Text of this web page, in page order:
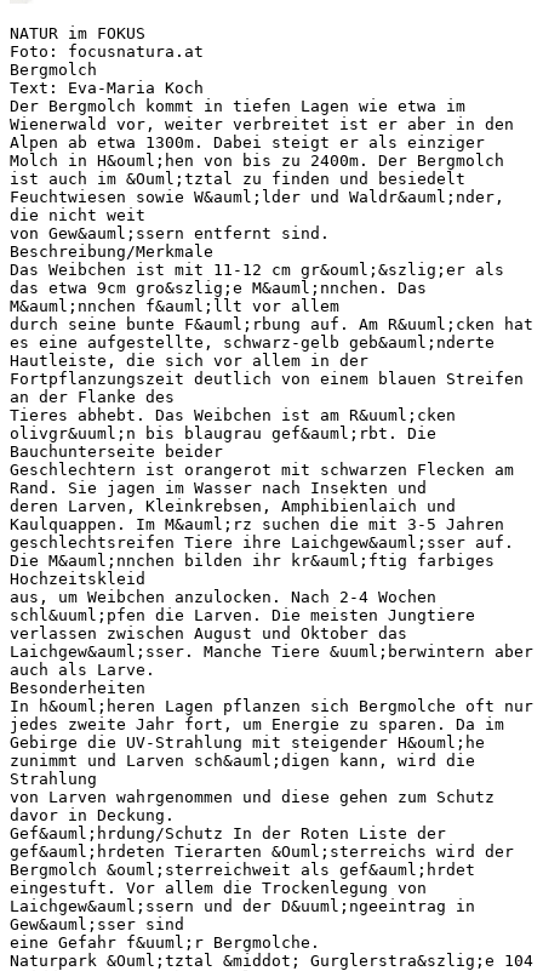
NATUR im FOKUS
Foto: focusnatura.at
Bergmolch
Text: Eva-Maria Koch
Der Bergmolch kommt in tiefen Lagen wie etwa im
Wienerwald vor, weiter verbreitet ist er aber in den
Alpen ab etwa 1300m. Dabei steigt er als einziger
Molch in H&ouml;hen von bis zu 2400m. Der Bergmolch
ist auch im &Ouml;tztal zu finden und besiedelt
Feuchtwiesen sowie W&auml;lder und Waldr&auml;nder,
die nicht weit
von Gew&auml;ssern entfernt sind.
Beschreibung/Merkmale
Das Weibchen ist mit 11-12 cm gr&ouml;&szlig;er als
das etwa 9cm gro&szlig;e M&auml;nnchen. Das
M&auml;nnchen f&auml;llt vor allem
durch seine bunte F&auml;rbung auf. Am R&uuml;cken hat
es eine aufgestellte, schwarz-gelb geb&auml;nderte
Hautleiste, die sich vor allem in der
Fortpflanzungszeit deutlich von einem blauen Streifen
an der Flanke des
Tieres abhebt. Das Weibchen ist am R&uuml;cken
olivgr&uuml;n bis blaugrau gef&auml;rbt. Die
Bauchunterseite beider
Geschlechtern ist orangerot mit schwarzen Flecken am
Rand. Sie jagen im Wasser nach Insekten und
deren Larven, Kleinkrebsen, Amphibienlaich und
Kaulquappen. Im M&auml;rz suchen die mit 3-5 Jahren
geschlechtsreifen Tiere ihre Laichgew&auml;sser auf.
Die M&auml;nnchen bilden ihr kr&auml;ftig farbiges
Hochzeitskleid
aus, um Weibchen anzulocken. Nach 2-4 Wochen
schl&uuml;pfen die Larven. Die meisten Jungtiere
verlassen zwischen August und Oktober das
Laichgew&auml;sser. Manche Tiere &uuml;berwintern aber
auch als Larve.
Besonderheiten
In h&ouml;heren Lagen pflanzen sich Bergmolche oft nur
jedes zweite Jahr fort, um Energie zu sparen. Da im
Gebirge die UV-Strahlung mit steigender H&ouml;he
zunimmt und Larven sch&auml;digen kann, wird die
Strahlung
von Larven wahrgenommen und diese gehen zum Schutz
davor in Deckung.
Gef&auml;hrdung/Schutz In der Roten Liste der
gef&auml;hrdeten Tierarten &Ouml;sterreichs wird der
Bergmolch &ouml;sterreichweit als gef&auml;hrdet
eingestuft. Vor allem die Trockenlegung von
Laichgew&auml;ssern und der D&uuml;ngeeintrag in
Gew&auml;sser sind
eine Gefahr f&uuml;r Bergmolche.
Naturpark &Ouml;tztal &middot; Gurglerstra&szlig;e 104